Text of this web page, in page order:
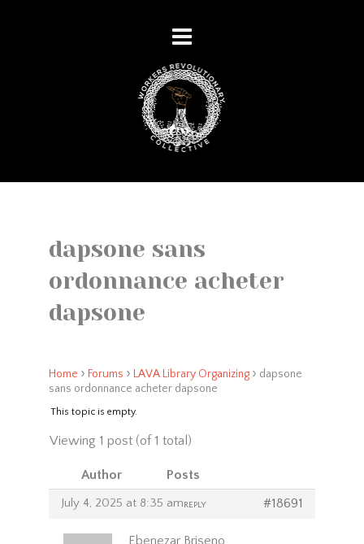
dapsone sans
ordonnance acheter
dapsone
Home › Forums › LAVA Library Organizing › dapsone
sans ordonnance acheter dapsone
This topic is empty.
Viewing 1 post (of 1 total)
Author Posts
July 4, 2025 at 8:35 am #18691
REPLY
Ebenezar Briseno